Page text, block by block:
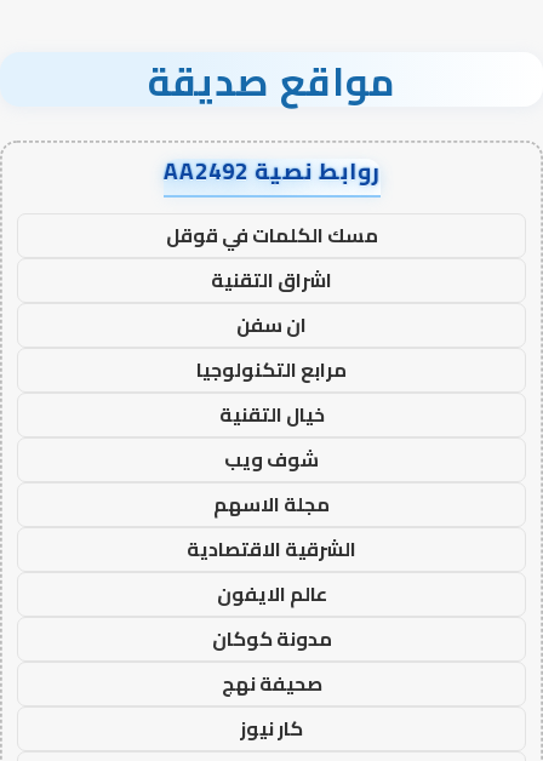
مواقع صديقة
روابط نصية AA2492
مسك الكلمات في قوقل
اشراق التقنية
ان سفن
مرابع التكنولوجيا
خيال التقنية
شوف ويب
مجلة الاسهم
الشرقية الاقتصادية
عالم الايفون
مدونة كوكان
صحيفة نهج
كار نيوز